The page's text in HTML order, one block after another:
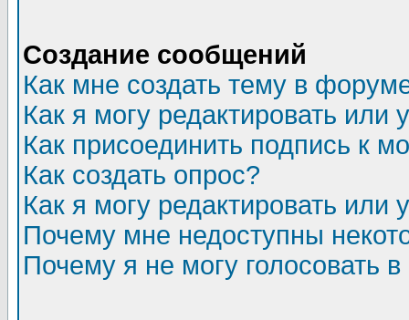
Создание сообщений
Как мне создать тему в
Как я могу редактировать или
Как присоединить подпись к
Как создать опрос?
Как я могу редактировать или
Почему мне недоступны
Почему я не могу голосовать